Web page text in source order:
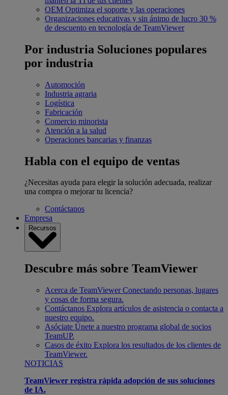
OEM Optimiza el soporte y las operaciones
Organizaciones educativas y sin ánimo de lucro 30 %
de descuento en tecnología de TeamViewer
Por industria Soluciones populares
por industria
Automoción
Industria agraria
Logística
Fabricación
Comercio minorista
Atención a la salud
Operaciones bancarias y finanzas
Habla con el equipo de ventas
¿Necesitas ayuda para elegir la solución adecuada, realizar
una compra o mejorar tu licencia?
Contáctanos
Empresa
Recursos
Descubre más sobre TeamViewer
Acerca de TeamViewer Conectando personas, lugares
y cosas de forma segura.
Contáctanos Explora artículos de asistencia o contacta a
nuestro equipo.
Asóciate Únete a nuestro programa global de socios
TeamUP.
Casos de éxito Explora los resultados de los clientes de
TeamViewer.
NOTICIAS
TeamViewer registra rápida adopción de sus soluciones
de IA.